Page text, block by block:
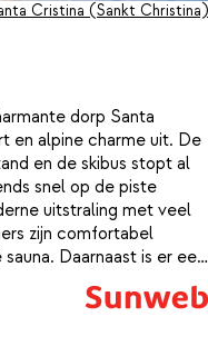
Cristina (Sankt Christina)
dorp Santa
en alpine charme uit. De
en de skibus stopt al
snel op de piste
uitstraling met veel
zijn comfortabel
Daarnaast is er een
weer helemaal tot rust